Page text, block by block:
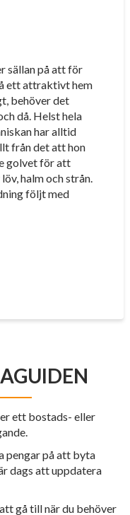
sällan på att för
ett attraktivt hem
behöver det
då. Helst hela
har alltid
från det att hon
golvet för att
halm och strån.
följt med
ett bostads- eller
pengar på att byta
dags att uppdatera
gå till när du behöver